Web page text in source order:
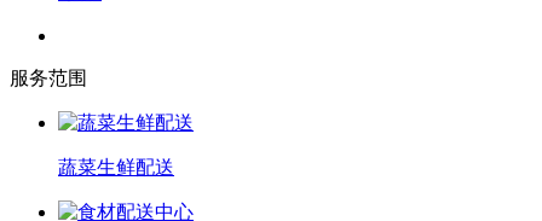
服务范围
蔬菜生鲜配送